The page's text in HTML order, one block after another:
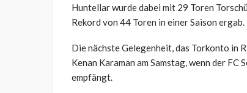
Huntellar wurde dabei mit 29 Toren
Rekord von 44 Toren in einer Saison ergab.
Die nächste Gelegenheit, das Torkonto in
Kenan Karaman am Samstag, wenn der FC
empfängt.